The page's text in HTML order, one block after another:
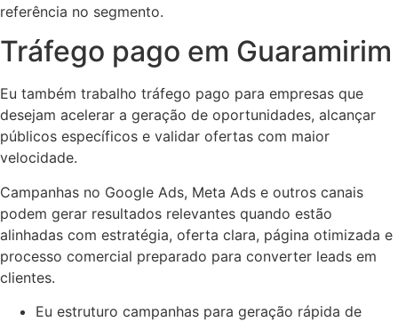
referência no segmento.
Tráfego pago em Guaramirim
Eu também trabalho tráfego pago para empresas que
desejam acelerar a geração de oportunidades, alcançar
públicos específicos e validar ofertas com maior
velocidade.
Campanhas no Google Ads, Meta Ads e outros canais
podem gerar resultados relevantes quando estão
alinhadas com estratégia, oferta clara, página otimizada e
processo comercial preparado para converter leads em
clientes.
Eu estruturo campanhas para geração rápida de